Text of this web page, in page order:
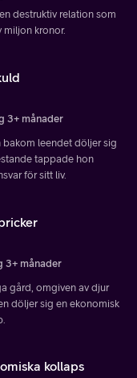
destruktiv relation som
miljon kronor.
3+ månader
bakom leendet döljer sig
tappade hon
för sitt liv.
3+ månader
gård, omgiven av djur
döljer sig en ekonomisk
kollaps